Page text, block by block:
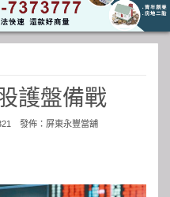
護盤備戰
發佈： 屏東永豐當舖